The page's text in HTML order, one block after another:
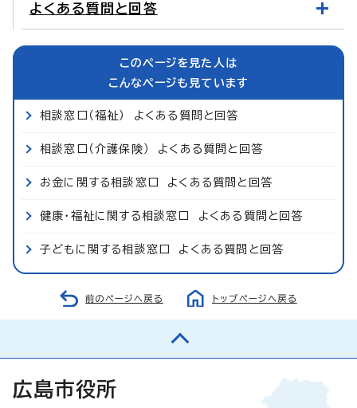
よくある質問と回答
このページを見た人は
こんなページも見ています
相談窓口（福祉） よくある質問と回答
相談窓口（介護保険） よくある質問と回答
お金に関する相談窓口 よくある質問と回答
健康・福祉に関する相談窓口 よくある質問と回答
子どもに関する相談窓口 よくある質問と回答
前のページへ戻る トップページへ戻る
広島市役所